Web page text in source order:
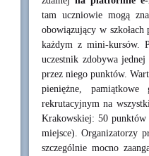
tam uczniowie mogą
obowiązujący w szkołach
każdym z mini-kursów.
uczestnik zdobywa
przez niego punktów.
pieniężne,
rekrutacyjnym na
Krakowskiej: 50
miejsce). Organizatorzy
szczególnie mocno